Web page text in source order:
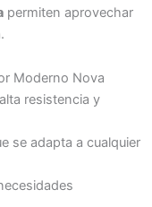
permiten aprovechar
Moderno Nova
resistencia y
se adapta a cualquier